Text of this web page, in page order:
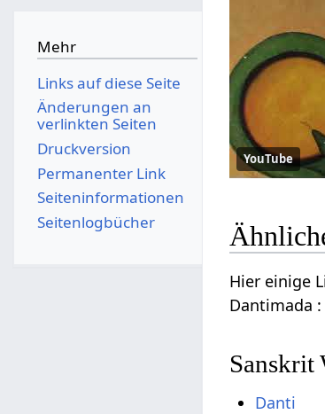
YouTube
Hier einige
Dantimada :
Sanskrit
Danti
Mehr
Links auf diese Seite
Änderungen an
verlinkten Seiten
Druckversion
Permanenter Link
Seiten­­informationen
Seitenlogbücher